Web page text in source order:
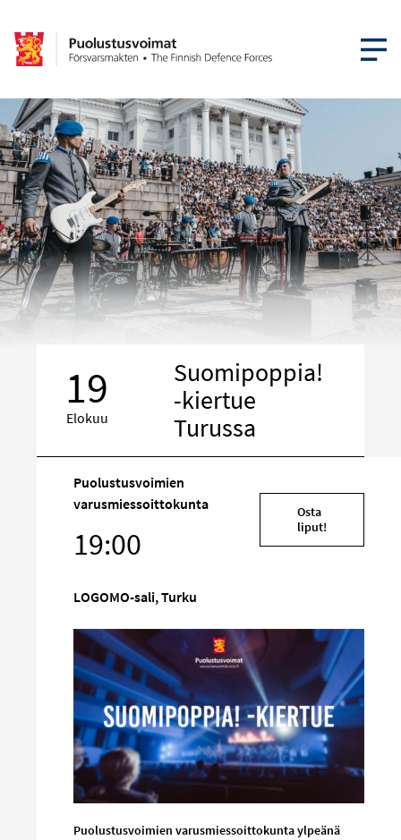
AVAA
19
Elokuu
Suomipoppia!
-kiertue
Turussa
Puolustusvoimien
varusmiessoittokunta
19:00
sosiaalisessa
mediassa
Osta
liput!
LOGOMO-sali, Turku
Puolustusvoimien varusmiessoittokunta ylpeänä